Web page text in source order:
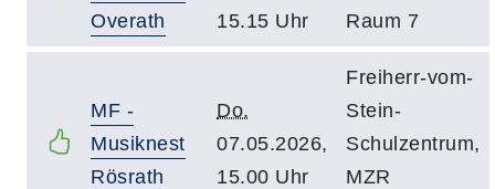
Overath
15.15 Uhr
Raum 7
MF -
Musiknest
Rösrath
Do.
07.05.2026,
15.00 Uhr
Freiherr-vom-
Stein-
Schulzentrum,
MZR